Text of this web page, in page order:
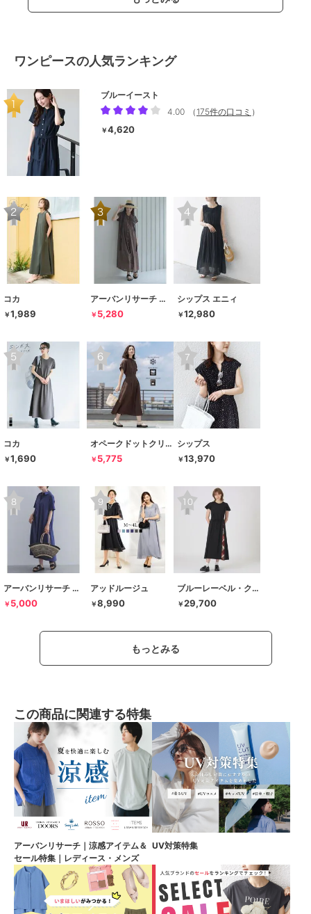
ワンピースの人気ランキング
ブルーイースト
4.00
（ 175件の口コミ ）
￥4,620
コカ
￥1,989
アーバンリサーチ サニーレーベル
￥ 5,280
シップス エニィ
￥12,980
コカ
￥1,690
オペークドットクリップ
￥ 5,775
シップス
￥13,970
アーバンリサーチ ドアーズ
￥ 5,000
アッドルージュ
￥8,990
ブルーレーベル・クレストブリッジ
￥29,700
もっとみる
この商品に関連する特集
アーバンリサーチ｜涼感アイテム＆
セール特集｜レディース・メンズ
UV対策特集